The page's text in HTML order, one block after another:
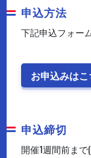
申込方法
下記申込フォー
お申込みはこ
申込締切
開催1週間前ま